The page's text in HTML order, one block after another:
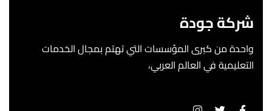
شركة جودة
واحدة من كبرى المؤسسات التي تهتم بمجال الخدمات
التعليمية في العالم العربي،